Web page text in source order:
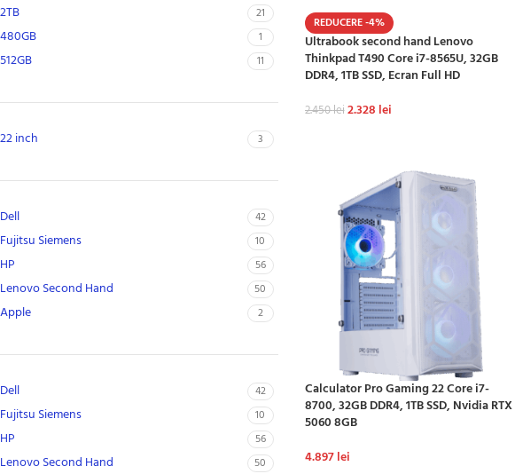
2TB 21
480GB 1
512GB 11
22 inch 3
Dell 42
Fujitsu Siemens 10
HP 56
Lenovo Second Hand 50
Apple 2
Dell 42
Fujitsu Siemens 10
HP 56
Lenovo Second Hand 50
REDUCERE -4%
Ultrabook second hand Lenovo
Thinkpad T490 Core i7-8565U, 32GB
DDR4, 1TB SSD, Ecran Full HD
2.450lei2.328 lei
Calculator Pro Gaming 22 Core i7-
8700, 32GB DDR4, 1TB SSD, Nvidia RTX
5060 8GB
4.897lei